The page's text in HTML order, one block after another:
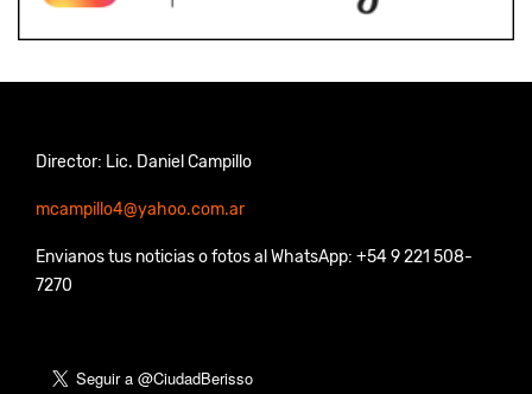
Director: Lic. Daniel Campillo
mcampillo4@yahoo.com.ar
Envianos tus noticias o fotos al WhatsApp: +54 9 221 508-
7270